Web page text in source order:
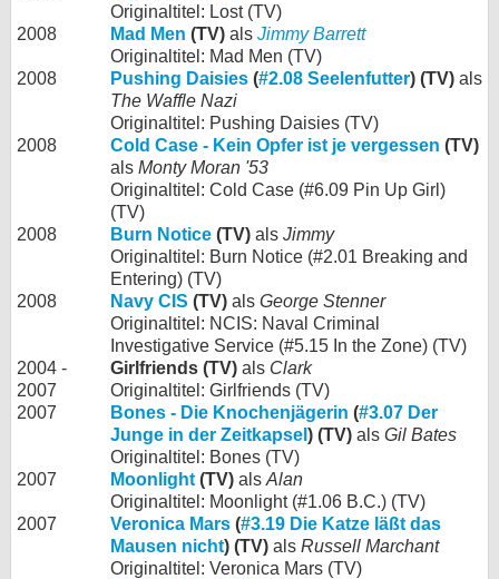
Originaltitel: Lost (TV)
2008
Mad Men (TV) als Jimmy Barrett
Originaltitel: Mad Men (TV)
2008
Pushing Daisies (#2.08 Seelenfutter) (TV) als
The Waffle Nazi
Originaltitel: Pushing Daisies (TV)
2008
Cold Case - Kein Opfer ist je vergessen (TV)
als Monty Moran '53
Originaltitel: Cold Case (#6.09 Pin Up Girl)
(TV)
2008
Burn Notice (TV) als Jimmy
Originaltitel: Burn Notice (#2.01 Breaking and
Entering) (TV)
2008
Navy CIS (TV) als George Stenner
Originaltitel: NCIS: Naval Criminal
Investigative Service (#5.15 In the Zone) (TV)
2004 -
2007
Girlfriends (TV) als Clark
Originaltitel: Girlfriends (TV)
2007
Bones - Die Knochenjägerin (#3.07 Der
Junge in der Zeitkapsel ) (TV) als Gil Bates
Originaltitel: Bones (TV)
2007
Moonlight (TV) als Alan
Originaltitel: Moonlight (#1.06 B.C.) (TV)
2007
Veronica Mars (#3.19 Die Katze läßt das
Mausen nicht) (TV) als Russell Marchant
Originaltitel: Veronica Mars (TV)